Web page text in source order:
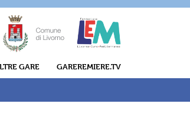
GARE GAREREMIERE.TV